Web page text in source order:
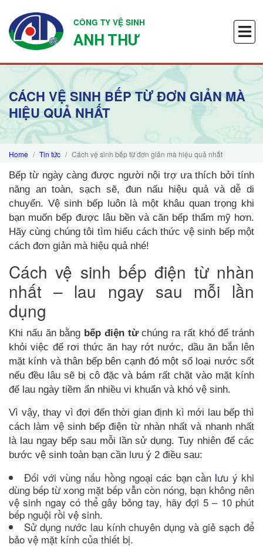
CÔNG TY VỆ SINH
ANH THƯ
CÁCH VỆ SINH BẾP TỪ ĐƠN GIẢN MÀ
HIỆU QUẢ NHẤT
Home Tin tức Cách vệ sinh bếp từ đơn giản mà hiệu quả nhất
Bếp từ ngày càng được người nội trợ ưa thích bởi tính
năng an toàn, sạch sẽ, đun nấu hiệu quả và dễ di
chuyển. Vệ sinh bếp luôn là một khâu quan trọng khi
bạn muốn bếp được lâu bền và căn bếp thẩm mỹ hơn.
Hãy cùng chúng tôi tìm hiểu cách thức vệ sinh bếp một
cách đơn giản mà hiệu quả nhé!
Cách vệ sinh bếp điện từ nhàn
nhất – lau ngay sau mỗi lần
dụng
Khi nấu ăn bằng bếp điện từchúng ra rất khó để tránh
khỏi việc để rơi thức ăn hay rớt nước, dầu ăn bắn lên
mặt kính và thân bếp bên cạnh đó một số loại nước sốt
nếu đều lâu sẽ bị cô đặc và bám rất chặt vào mặt kính
để lau ngày tiềm ẩn nhiều vi khuẩn và khó vệ sinh.
Vì vậy, thay vì đợi đến thời gian định kì mới lau bếp thì
cách làm vệ sinh bếp điện từ nhàn nhất và nhanh nhất
là lau ngay bếp sau mỗi lần sử dụng. Tuy nhiên để các
bước vệ sinh toàn bạn cần lưu ý 2 điều sau:​
Đối với vùng nấu hồng ngoại các bạn cần lưu ý khi
dùng bếp từ xong mặt bếp vẫn còn nóng, bạn không nên
vệ sinh ngay có thể gây bỏng tay, hãy đợi 5 – 10 phút
bếp nguội rồi vệ sinh.
Sử dụng nước lau kính chuyên dụng và giẻ sạch để
bảo vệ mặt kính của thiết bị.